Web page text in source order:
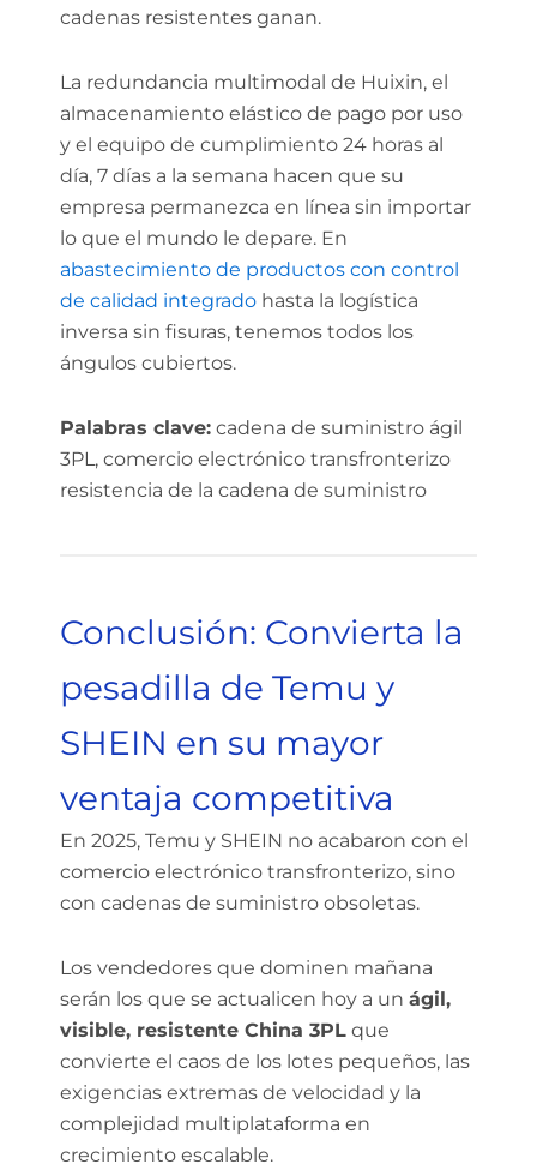
cadenas resistentes ganan.
La redundancia multimodal de Huixin, el
almacenamiento elástico de pago por uso
y el equipo de cumplimiento 24 horas al
día, 7 días a la semana hacen que su
empresa permanezca en línea sin importar
lo que el mundo le depare. En
abastecimiento de productos con control
de calidad integradohasta la logística
inversa sin fisuras, tenemos todos los
ángulos cubiertos.
Palabras clave:cadena de suministro ágil
3PL, comercio electrónico transfronterizo
resistencia de la cadena de suministro
Conclusión: Convierta la
pesadilla de Temu y
SHEIN en su mayor
ventaja competitiva
En 2025, Temu y SHEIN no acabaron con el
comercio electrónico transfronterizo, sino
con cadenas de suministro obsoletas.
Los vendedores que dominen mañana
serán los que se actualicen hoy a un ágil,
visible, resistente China 3PLque
convierte el caos de los lotes pequeños, las
exigencias extremas de velocidad y la
complejidad multiplataforma en
crecimiento escalable.